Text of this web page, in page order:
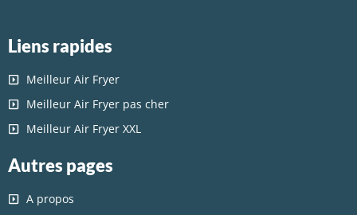
Liens rapides
Meilleur Air Fryer
Meilleur Air Fryer pas cher
Meilleur Air Fryer XXL
Autres pages
A propos